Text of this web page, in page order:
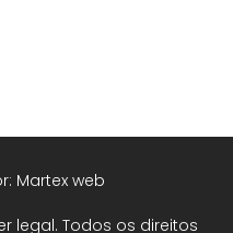
legal. Todos os direitos
Martex web